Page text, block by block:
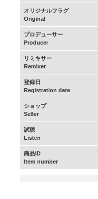
オリジナルフラグ
Original
プロデューサー
Producer
リミキサー
Remixer
登録日
Registration date
ショップ
Seller
試聴
Listen
商品ID
Item number